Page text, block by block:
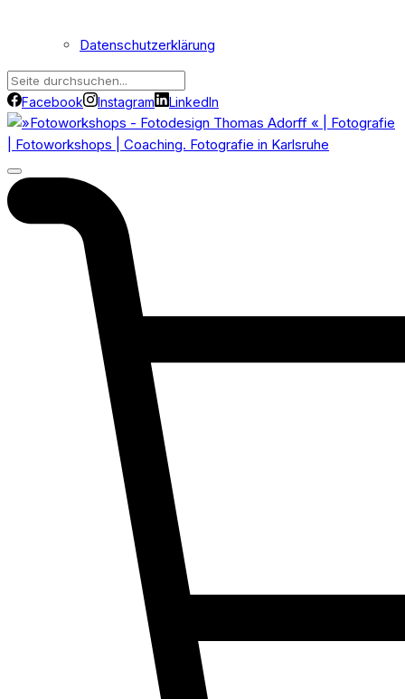
Datenschutzerklärung
Facebook Instagram LinkedIn